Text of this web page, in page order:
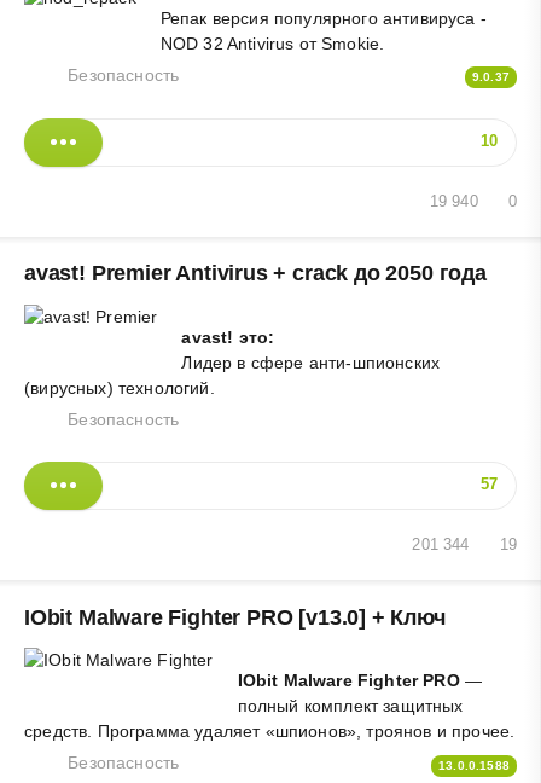
Репак версия популярного антивируса -
NOD 32 Antivirus от Smokie.
Безопасность
9.0.37
10
0
19 940
avast! Premier Antivirus + crack до 2050 года
avast! это:
Лидер в сфере анти-шпионских
(вирусных) технологий.
Безопасность
57
19
201 344
IObit Malware Fighter PRO [v13.0] + Ключ
IObit Malware Fighter PRO—
полный комплект защитных
средств. Программа удаляет «шпионов», троянов и прочее.
Безопасность
13.0.0.1588